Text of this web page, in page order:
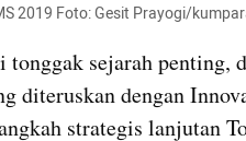
2019 Foto: Gesit Prayogi/
tonggak sejarah penting,
diteruskan dengan
strategis lanjutan